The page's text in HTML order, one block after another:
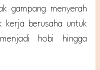
gampang menyerah
kerja berusaha untuk
hobi hingga